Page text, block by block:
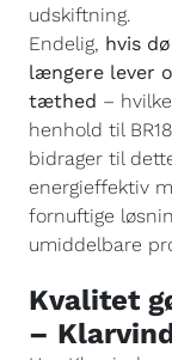
udskiftning.
Endelig, hvis
længere lever
tæthed –
henhold til
bidrager til
energieffektiv
fornuftige
umiddelbare
Kvalitet
–